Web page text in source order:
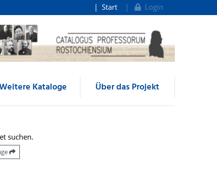
Start Login
Kataloge Über das Projekt
suchen.